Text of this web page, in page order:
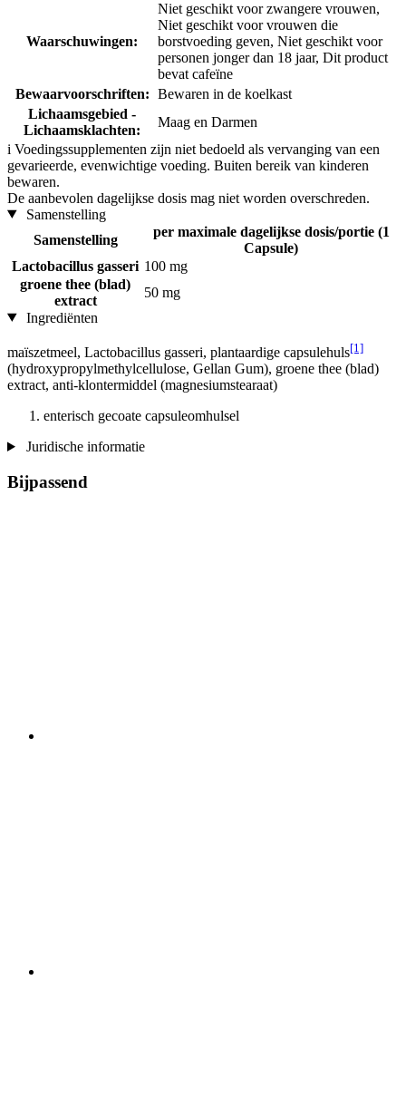
Waarschuwingen:
Niet geschikt voor zwangere vrouwen,
Niet geschikt voor vrouwen die
borstvoeding geven, Niet geschikt voor
personen jonger dan 18 jaar, Dit product
bevat cafeïne
Bewaarvoorschriften: Bewaren in de koelkast
Lichaamsgebied -
Lichaamsklachten:
Maag en Darmen
i Voedingssupplementen zijn niet bedoeld als vervanging van een
gevarieerde, evenwichtige voeding. Buiten bereik van kinderen
bewaren.
De aanbevolen dagelijkse dosis mag niet worden overschreden.
Samenstelling
Samenstelling
per maximale dagelijkse dosis/portie (1
Capsule)
Lactobacillus gasseri 100 mg
groene thee (blad)
extract
50 mg
Ingrediënten
maïszetmeel, Lactobacillus gasseri, plantaardige capsulehuls[1]
(hydroxypropylmethylcellulose, Gellan Gum), groene thee (blad)
extract, anti-klontermiddel (magnesiumstearaat)
enterisch gecoate capsuleomhulsel
Juridische informatie
Bijpassend